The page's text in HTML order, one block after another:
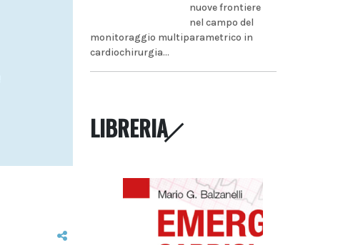
nuove frontiere
nel campo del
monitoraggio multiparametrico in
cardiochirurgia...
LIBRERIA